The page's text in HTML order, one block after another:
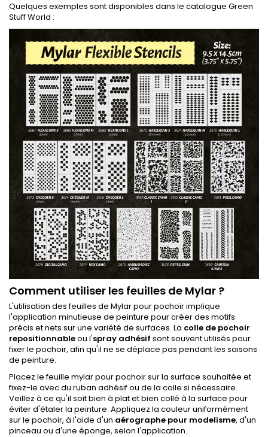
Quelques exemples sont disponibles dans le catalogue Green
Stuff World :
Comment utiliser les feuilles de Mylar ?
L'utilisation des feuilles de Mylar pour pochoir implique
l'application minutieuse de peinture pour créer des motifs
précis et nets sur une variété de surfaces. La colle de pochoir
repositionnableou l'spray adhésif sont souvent utilisés pour
fixer le pochoir, afin qu'il ne se déplace pas pendant les saisons
de peinture.
Placez le feuille mylar pour pochoir sur la surface souhaitée et
fixez-le avec du ruban adhésif ou de la colle si nécessaire.
Veillez à ce qu'il soit bien à plat et bien collé à la surface pour
éviter d'étaler la peinture. Appliquez la couleur uniformément
sur le pochoir, à l'aide d'un aérographe pour modelisme, d'un
pinceau ou d'une éponge, selon l'application.